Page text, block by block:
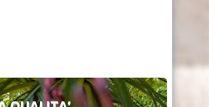
QUALITA’